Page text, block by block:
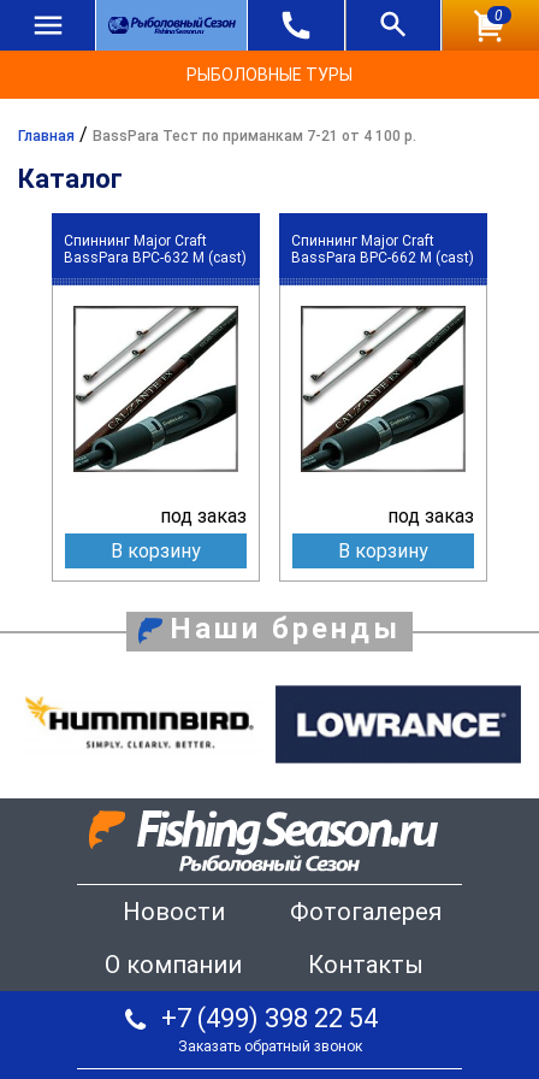
0
РЫБОЛОВНЫЕ ТУРЫ
Главная / BassPara Тест по приманкам 7-21 от 4 100 р.
Каталог
Спиннинг Major Craft
BassPara BPC-632 M (cast)
под заказ
В корзину
Спиннинг Major Craft
BassPara BPC-662 M (cast)
под заказ
В корзину
Наши бренды
Новости
Фотогалерея
О компании
Контакты
+7 (499) 398 22 54
Заказать обратный звонок